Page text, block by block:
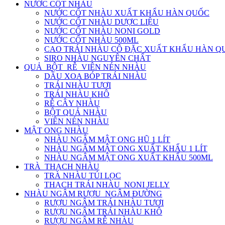
NƯỚC CỐT NHÀU
NƯỚC CỐT NHÀU XUẤT KHẨU HÀN QUỐC
NƯỚC CỐT NHÀU DƯỢC LIỆU
NƯỚC CỐT NHÀU NONI GOLD
NƯỚC CỐT NHÀU 500ML
CAO TRÁI NHÀU CÔ ĐẶC XUẤT KHẨU HÀN
SIRO NHÀU NGUYÊN CHẤT
QUẢ_BỘT_RỄ_VIÊN NÉN NHÀU
DẦU XOA BÓP TRÁI NHÀU
TRÁI NHÀU TƯƠI
TRÁI NHÀU KHÔ
RỄ CÂY NHÀU
BỘT QUẢ NHÀU
VIÊN NÉN NHÀU
MẬT ONG NHÀU
NHÀU NGÂM MẬT ONG HŨ 1 LÍT
NHÀU NGÂM MẬT ONG XUẤT KHẨU 1 LÍT
NHÀU NGÂM MẬT ONG XUẤT KHẨU 500ML
TRÀ_THẠCH NHÀU
TRÀ NHÀU TÚI LỌC
THẠCH TRÁI NHÀU_NONI JELLY
NHÀU NGÂM RƯỢU_NGÂM ĐƯỜNG
RƯỢU NGÂM TRÁI NHÀU TƯƠI
RƯỢU NGÂM TRÁI NHÀU KHÔ
RƯỢU NGÂM RỄ NHÀU